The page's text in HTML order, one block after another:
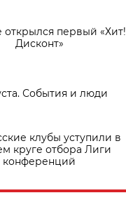
открылся первый «Хит!
Дисконт»
События и люди
клубы уступили в
круге отбора Лиги
конференций